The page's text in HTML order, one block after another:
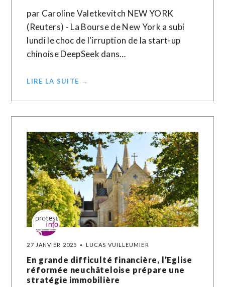
par Caroline Valetkevitch NEW YORK
(Reuters) - La Bourse de New York a subi
lundi le choc de l'irruption de la start-up
chinoise DeepSeek dans…
LIRE LA SUITE →
27 JANVIER 2025 LUCAS VUILLEUMIER
En grande difficulté financière, l’Eglise
réformée neuchâteloise prépare une
stratégie immobilière